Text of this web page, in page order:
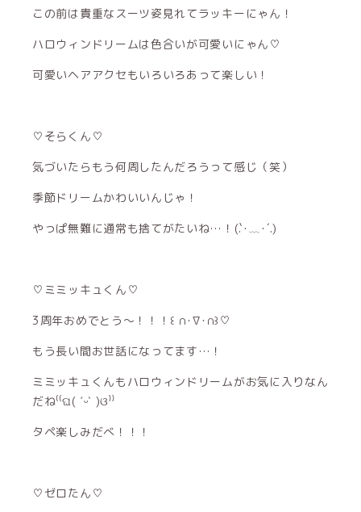
この前は貴重なスーツ姿見れてラッキーにゃん！
ハロウィンドリームは色合いが可愛いにゃん♡
可愛いヘアアクセもいろいろあって楽しい！
♡そらくん♡
気づいたらもう何周したんだろうって感じ（笑）
季節ドリームかわいいんじゃ！
やっぱ無難に通常も捨てがたいね…！(.`･﹏･´.)
♡ミミッキュくん♡
3周年おめでとう〜！！！꒰ ∩･∇･∩꒱♡
もう長い間お世話になってます…！
ミミッキュくんもハロウィンドリームがお気に入りなん
だね⁽⁽ଘ( ˊᵕˋ )ଓ⁾⁾
タペ楽しみだべ！！！
♡ゼロたん♡